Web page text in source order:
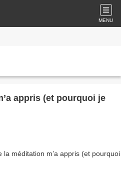
MENU
appris (et pourquoi je